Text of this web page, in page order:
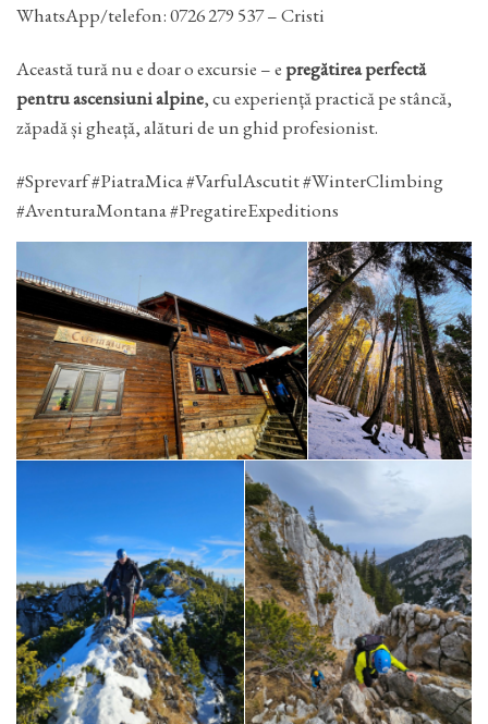
WhatsApp/telefon: 0726 279 537 – Cristi
Această tură nu e doar o excursie – epregătirea perfectă
pentru ascensiuni alpine, cu experiență practică pe stâncă,
zăpadă și gheață, alături de un ghid profesionist.
#Sprevarf #PiatraMica #VarfulAscutit #WinterClimbing
#AventuraMontana #PregatireExpeditions